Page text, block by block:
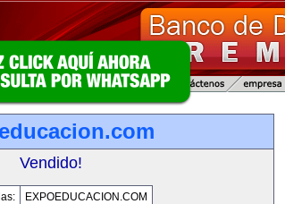
Vendido!
EXPOEDUCACION.COM